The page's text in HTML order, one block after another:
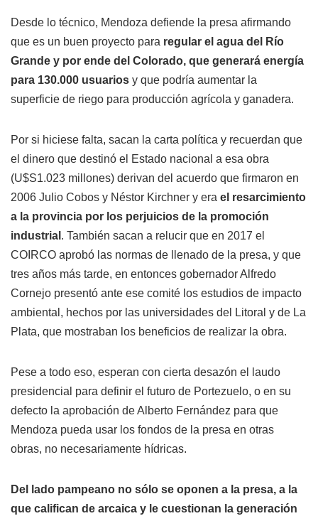
Desde lo técnico, Mendoza defiende la presa afirmando
que es un buen proyecto para regular el agua del Río
Grande y por ende del Colorado, que generará energía
para 130.000 usuarios y que podría aumentar la
superficie de riego para producción agrícola y ganadera.
Por si hiciese falta, sacan la carta política y recuerdan que
el dinero que destinó el Estado nacional a esa obra
(U$S1.023 millones) derivan del acuerdo que firmaron en
2006 Julio Cobos y Néstor Kirchner y era el resarcimiento
a la provincia por los perjuicios de la promoción
industrial . También sacan a relucir que en 2017 el
COIRCO aprobó las normas de llenado de la presa, y que
tres años más tarde, en entonces gobernador Alfredo
Cornejo presentó ante ese comité los estudios de impacto
ambiental, hechos por las universidades del Litoral y de La
Plata, que mostraban los beneficios de realizar la obra.
Pese a todo eso, esperan con cierta desazón el laudo
presidencial para definir el futuro de Portezuelo, o en su
defecto la aprobación de Alberto Fernández para que
Mendoza pueda usar los fondos de la presa en otras
obras, no necesariamente hídricas.
Del lado pampeano no sólo se oponen a la presa, a la
que califican de arcaica y le cuestionan la generación